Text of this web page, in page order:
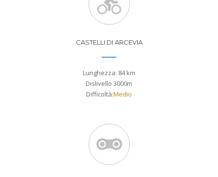
CASTELLI DI ARCEVIA
Lunghezza: 84 km
Dislivello 3000m
Difficoltà:Medio